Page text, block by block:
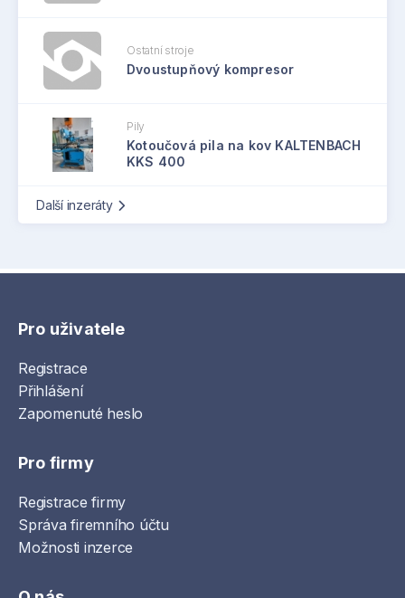
Ostatní stroje
Dvoustupňový kompresor
Pily
Kotoučová pila na kov KALTENBACH
KKS 400
Další inzeráty
Pro uživatele
Registrace
Přihlášení
Zapomenuté heslo
Pro firmy
Registrace firmy
Správa firemního účtu
Možnosti inzerce